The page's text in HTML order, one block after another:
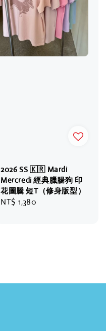
2026 SS 🇰🇷 Mardi
Mercredi 經典臘腸狗 印
花圖騰 短T（修身版型）
Regular
NT$ 1,380